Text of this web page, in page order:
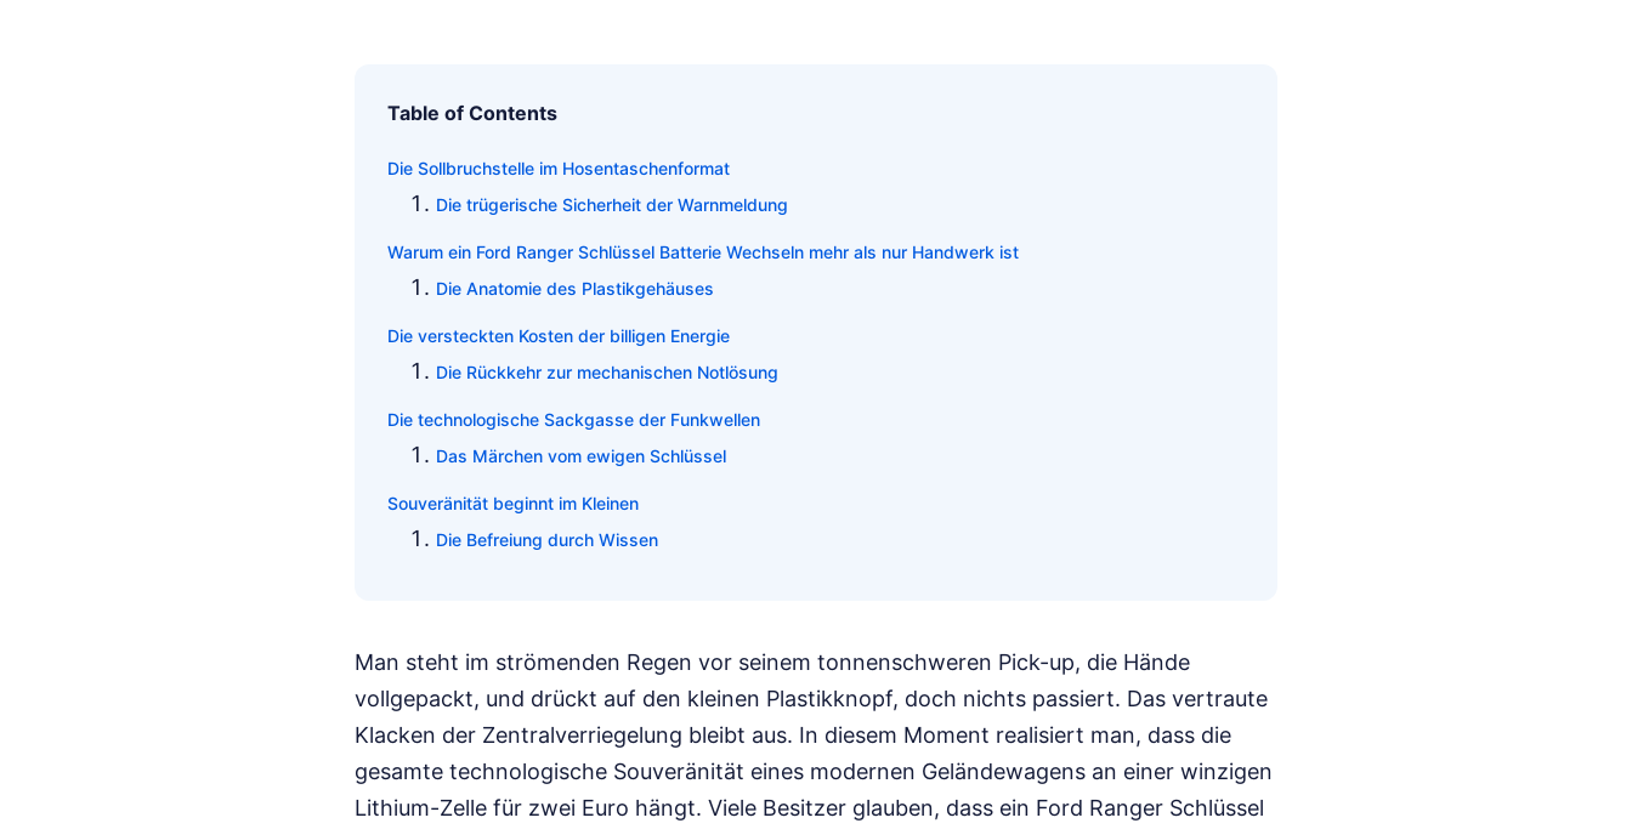
Table of Contents
Die Sollbruchstelle im Hosentaschenformat
Die trügerische Sicherheit der Warnmeldung
Warum ein Ford Ranger Schlüssel Batterie Wechseln mehr als nur Handwerk ist
Die Anatomie des Plastikgehäuses
Die versteckten Kosten der billigen Energie
Die Rückkehr zur mechanischen Notlösung
Die technologische Sackgasse der Funkwellen
Das Märchen vom ewigen Schlüssel
Souveränität beginnt im Kleinen
Die Befreiung durch Wissen
Man steht im strömenden Regen vor seinem tonnenschweren Pick-up, die Hände
vollgepackt, und drückt auf den kleinen Plastikknopf, doch nichts passiert. Das vertraute
Klacken der Zentralverriegelung bleibt aus. In diesem Moment realisiert man, dass die
gesamte technologische Souveränität eines modernen Geländewagens an einer winzigen
Lithium-Zelle für zwei Euro hängt. Viele Besitzer glauben, dass ein Ford Ranger Schlüssel